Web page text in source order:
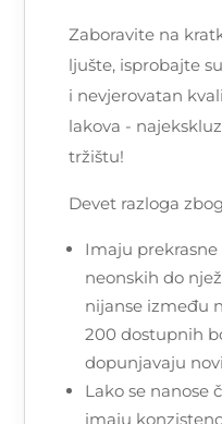
Zaboravite na
ljušte, isprobajte
i nevjerovatan
lakova -
tržištu!
Devet razloga
Imaju prekrasne
neonskih do
nijanse između
200 dostupnih
dopunjavaju
Lako se nanose
imaju